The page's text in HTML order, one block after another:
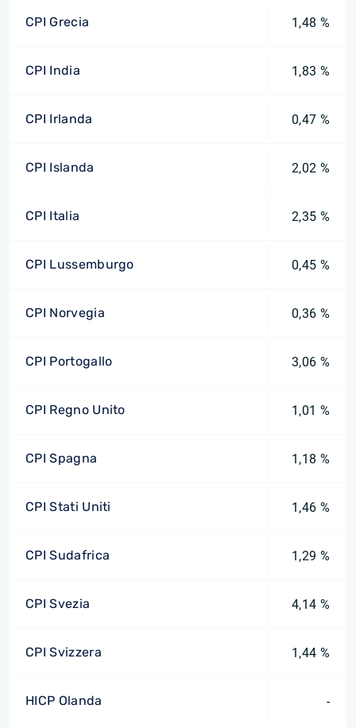
CPI Grecia 1,48 %
CPI India 1,83 %
CPI Irlanda 0,47 %
CPI Islanda 2,02 %
CPI Italia 2,35 %
CPI Lussemburgo 0,45 %
CPI Norvegia 0,36 %
CPI Portogallo 3,06 %
CPI Regno Unito 1,01 %
CPI Spagna 1,18 %
CPI Stati Uniti 1,46 %
CPI Sudafrica 1,29 %
CPI Svezia 4,14 %
CPI Svizzera 1,44 %
HICP Olanda -